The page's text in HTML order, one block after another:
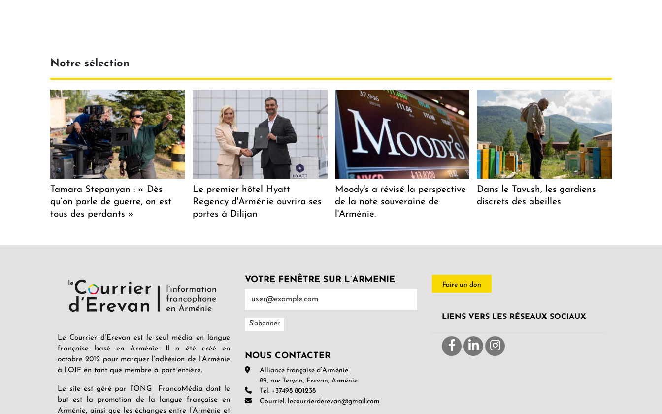
Notre sélection
Tamara Stepanyan : « Dès
qu’on parle de guerre, on est
tous des perdants »
Le premier hôtel Hyatt
Regency d'Arménie ouvrira ses
portes à Dilijan
Moody's a révisé la perspective
de la note souveraine de
l'Arménie.
Dans le Tavush, les gardiens
discrets des abeilles
Le Courrier d’Erevan est le seul média en langue
française basé en Arménie. Il a été créé en
octobre 2012 pour marquer l’adhésion de l’Arménie
à l’OIF en tant que membre à part entière.
Le site est géré par l’ONG FrancoMédia dont le
but est la promotion de la langue française en
Arménie, ainsi que les échanges entre l’Arménie et
VOTRE FENÊTRE SUR L’ARMENIE
NOUS CONTACTER
Alliance française d’Arménie
89, rue Teryan, Erevan, Arménie
Tél. +37498 801238
Courriel. lecourrierderevan@gmail.com
Faire un don
LIENS VERS LES RÉSEAUX SOCIAUX